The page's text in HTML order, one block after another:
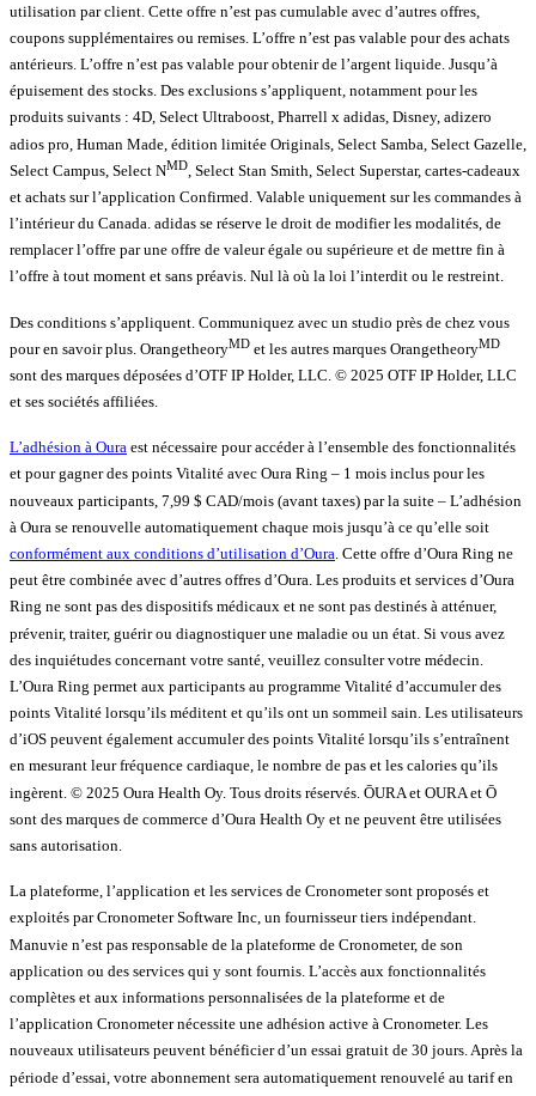
utilisation par client. Cette offre n’est pas cumulable avec d’autres offres,
coupons supplémentaires ou remises. L’offre n’est pas valable pour des achats
antérieurs. L’offre n’est pas valable pour obtenir de l’argent liquide. Jusqu’à
épuisement des stocks. Des exclusions s’appliquent, notamment pour les
produits suivants : 4D, Select Ultraboost, Pharrell x adidas, Disney, adizero
adios pro, Human Made, édition limitée Originals, Select Samba, Select Gazelle,
Select Campus, Select NMD , Select Stan Smith, Select Superstar, cartes-cadeaux
et achats sur l’application Confirmed. Valable uniquement sur les commandes à
l’intérieur du Canada. adidas se réserve le droit de modifier les modalités, de
remplacer l’offre par une offre de valeur égale ou supérieure et de mettre fin à
l’offre à tout moment et sans préavis. Nul là où la loi l’interdit ou le restreint.
Des conditions s’appliquent. Communiquez avec un studio près de chez vous
pour en savoir plus. OrangetheoryMD et les autres marques OrangetheoryMD
sont des marques déposées d’OTF IP Holder, LLC. © 2025 OTF IP Holder, LLC
et ses sociétés affiliées.
L’adhésion à Oura est nécessaire pour accéder à l’ensemble des fonctionnalités
et pour gagner des points Vitalité avec Oura Ring – 1 mois inclus pour les
nouveaux participants, 7,99 $ CAD/mois (avant taxes) par la suite – L’adhésion
à Oura se renouvelle automatiquement chaque mois jusqu’à ce qu’elle soit
conformément aux conditions d’utilisation d’Oura. Cette offre d’Oura Ring ne
peut être combinée avec d’autres offres d’Oura. Les produits et services d’Oura
Ring ne sont pas des dispositifs médicaux et ne sont pas destinés à atténuer,
prévenir, traiter, guérir ou diagnostiquer une maladie ou un état. Si vous avez
des inquiétudes concernant votre santé, veuillez consulter votre médecin.
L’Oura Ring permet aux participants au programme Vitalité d’accumuler des
points Vitalité lorsqu’ils méditent et qu’ils ont un sommeil sain. Les utilisateurs
d’iOS peuvent également accumuler des points Vitalité lorsqu’ils s’entraînent
en mesurant leur fréquence cardiaque, le nombre de pas et les calories qu’ils
ingèrent. © 2025 Oura Health Oy. Tous droits réservés. ŌURA et OURA et Ō
sont des marques de commerce d’Oura Health Oy et ne peuvent être utilisées
sans autorisation.
La plateforme, l’application et les services de Cronometer sont proposés et
exploités par Cronometer Software Inc, un fournisseur tiers indépendant.
Manuvie n’est pas responsable de la plateforme de Cronometer, de son
application ou des services qui y sont fournis. L’accès aux fonctionnalités
complètes et aux informations personnalisées de la plateforme et de
l’application Cronometer nécessite une adhésion active à Cronometer. Les
nouveaux utilisateurs peuvent bénéficier d’un essai gratuit de 30 jours. Après la
période d’essai, votre abonnement sera automatiquement renouvelé au tarif en